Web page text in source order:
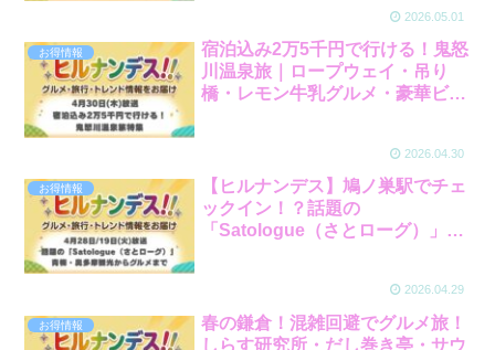
2026.05.01
お得情報
宿泊込み2万5千円で行ける！鬼怒
川温泉旅｜ロープウェイ・吊り
橋・レモン牛乳グルメ・豪華ビュ
2026.04.30
お得情報
【ヒルナンデス】鳩ノ巣駅でチェ
ックイン！？話題の
「Satologue（さとローグ）」青
2026.04.29
お得情報
春の鎌倉！混雑回避でグルメ旅！
しらす研究所・だし巻き亭・サウ